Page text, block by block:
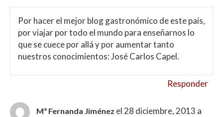
Por hacer el mejor blog gastronómico de este país,
por viajar por todo el mundo para enseñarnos lo
que se cuece por allá y por aumentar tanto
nuestros conocimientos: José Carlos Capel.
Responder
Mª Fernanda Jiménez el 28 diciembre, 2013 a